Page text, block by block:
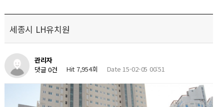
세종시 LH유치원
관리자
댓글 0건
Hit 7,954회 Date 15-02-05 00:51